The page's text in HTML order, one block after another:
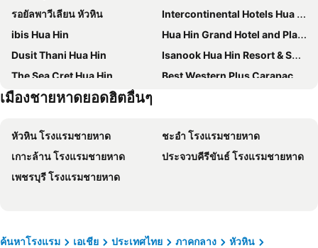
รอยัลพาวีเลียน หัวหิน
Intercontinental Hotels Hua Hin Resort By Ihg
ibis Hua Hin
Hua Hin Grand Hotel and Plaza
Dusit Thani Hua Hin
Isanook Hua Hin Resort & Suites
The Sea Cret Hua Hin
Best Western Plus Carapace Hotel Hua Hin
โรงแรมชมวิว
Seapine Recreation Centre
Lamoon Villa Hua Hin
The Standard Hua Hin
จี หัวหิน รีสอร์ทแอนด์มอลล์
Anantasila Beach Resort Hua Hin
Veranda Lodge
ปัตตาเวีย รีสอร์ท แอนด์ สปา
เมืองชายหาดยอดฮิตอื่นๆ
หัวหิน โรงแรมชายหาด
ชะอำ โรงแรมชายหาด
เกาะล้าน โรงแรมชายหาด
ประจวบคีรีขันธ์ โรงแรมชายหาด
เพชรบุรี โรงแรมชายหาด
ค้นหาโรงแรม เอเชีย ประเทศไทย ภาคกลาง
หัวหิน